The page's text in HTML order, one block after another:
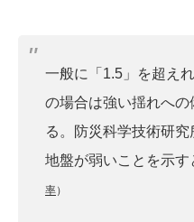
一般に「1.5」を超え
の場合は強い揺れへ
る。防災科学技術研
地盤が弱いことを示す
率）